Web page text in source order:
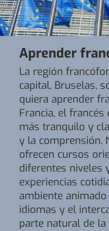
Aprender
La región
capital, Bruselas,
quiera aprender
Francia, el
más tranquilo y
y la comprensión.
ofrecen cursos
diferentes niveles
experiencias
ambiente
idiomas y el
parte natural de la